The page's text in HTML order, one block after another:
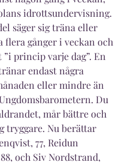
idrottsundervisning.
säger sig träna eller
flera gånger i veckan och
”i princip varje dag”. En
endast några
eller mindre än
Du
mår bättre och
tryggare. Nu berättar
77, Reidun
och Siv Nordstrand,